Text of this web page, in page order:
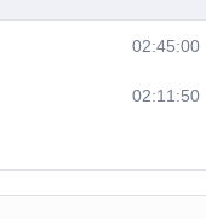
02:45:00
02:11:50